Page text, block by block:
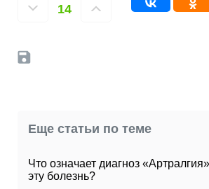
14
Еще статьи по теме
Что означает диагноз
эту болезнь?